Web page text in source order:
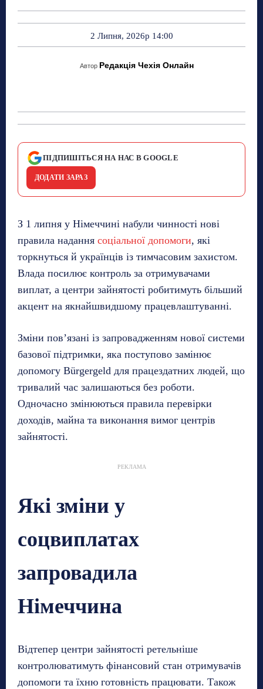
2 Липня, 2026р 14:00
Автор Редакція Чехія Онлайн
ПІДПИШІТЬСЯ НА НАС В GOOGLE
ДОДАТИ ЗАРАЗ
З 1 липня у Німеччині набули чинності нові
правила надання соціальної допомоги, які
торкнуться й українців із тимчасовим захистом.
Влада посилює контроль за отримувачами
виплат, а центри зайнятості робитимуть більший
акцент на якнайшвидшому працевлаштуванні.
Зміни пов’язані із запровадженням нової системи
базової підтримки, яка поступово замінює
допомогу Bürgergeld для працездатних людей, що
тривалий час залишаються без роботи.
Одночасно змінюються правила перевірки
доходів, майна та виконання вимог центрів
зайнятості.
РЕКЛАМА
Які зміни у
соцвиплатах
запровадила
Німеччина
Відтепер центри зайнятості ретельніше
контролюватимуть фінансовий стан отримувачів
допомоги та їхню готовність працювати. Також